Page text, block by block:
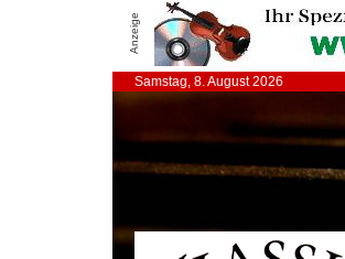
Anzeige
Samstag, 8. August 2026